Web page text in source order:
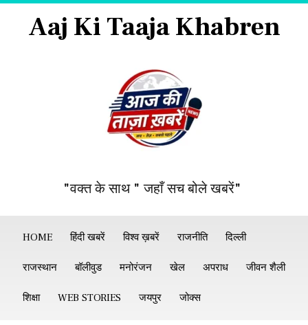
Aaj Ki Taaja Khabren
"वक्त के साथ " जहाँ सच बोले खबरें"
HOME हिंदी खबरें विश्व ख़बरें राजनीति दिल्ली
राजस्थान बॉलीवुड मनोरंजन खेल अपराध जीवन शैली
शिक्षा WEB STORIES जयपुर जोक्स